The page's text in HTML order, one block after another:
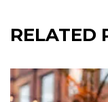
RELATED